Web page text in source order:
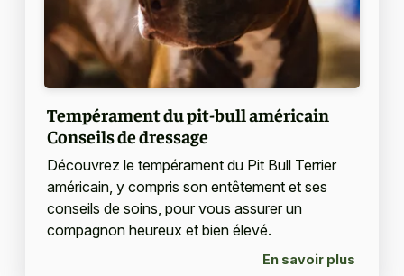
Tempérament du pit-bull américain
Conseils de dressage
Découvrez le tempérament du Pit Bull Terrier
américain, y compris son entêtement et ses
conseils de soins, pour vous assurer un
compagnon heureux et bien élevé.
En savoir plus